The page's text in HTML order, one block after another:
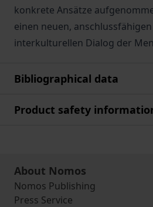
konkrete Ansätze
einen neuen,
interkulturellen Dialog der
Bibliographical data
Product safety
About Nomos
Nomos Publishing
Press Service